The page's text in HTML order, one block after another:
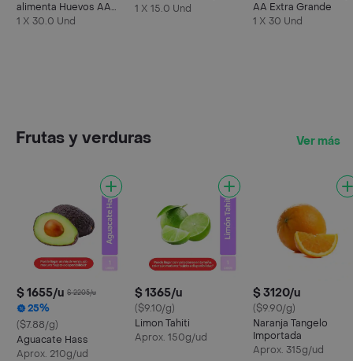
alimenta Huevos AA
Rojos L
1 X 30.0 Und
1 X 15.0 Und
AA Extra Grande
1 X 30 Und
Frutas y verduras Ver más
$ 1655/u $ 2205/u
25%
($7.88/g)
Aguacate Hass
Aprox. 210g/ud
$ 1365/u
($9.10/g)
Limon Tahiti
Aprox. 150g/ud
$ 3120/u
($9.90/g)
Naranja Tangelo
Importada
Aprox. 315g/ud